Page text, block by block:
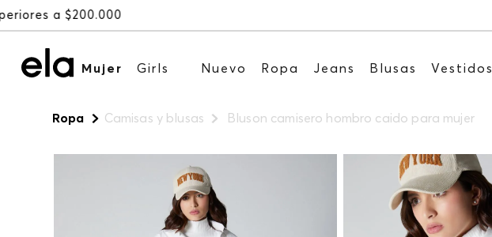
Mujer Girls Nuevo Ropa Jeans Blusas Vestidos
Ropa Camisas y blusas Bluson camisero hombro caido para mujer